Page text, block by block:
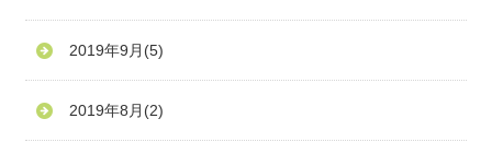
2019年9月 (5)
2019年8月 (2)